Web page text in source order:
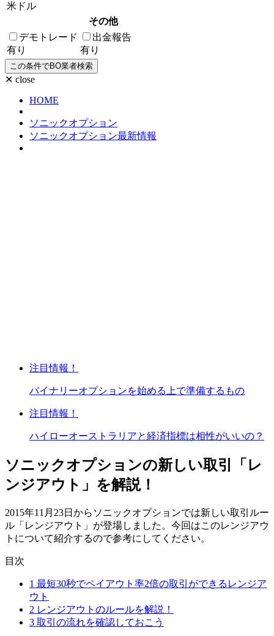
米ドル
その他
デモトレード
有り
出金報告
有り
✕ close
HOME
ソニックオプション
ソニックオプション最新情報
注目情報！
バイナリーオプションを始める上で準備するもの
注目情報！
ハイローオーストラリアと経済指標は相性がいいの？
ソニックオプションの新しい取引「レ
ンジアウト」を解説！
2015年11月23日から ソニックオプションでは新しい取引ルー
ル 「レンジアウト」 が登場しました。 今回はこのレンジアウ
トについて紹介するので参考にしてください。
目次
1 最短30秒でペイアウト率2倍の取引ができるレンジア
ウト
2 レンジアウトのルールを解説！
3 取引の流れを確認しておこう